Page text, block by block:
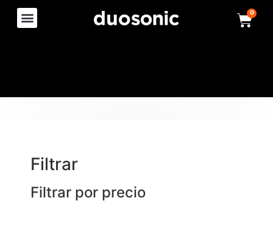
0
Filtrar
Filtrar por precio